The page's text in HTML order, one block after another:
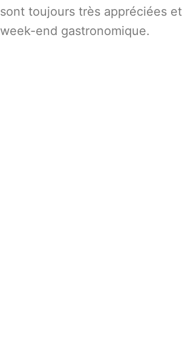
sont toujours très appréciées
week-end gastronomique.